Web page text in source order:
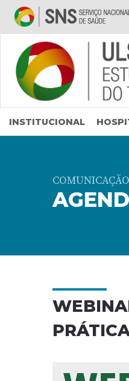
Saltar para conteúdo
INSTITUCIONAL
COMUNICAÇÃO